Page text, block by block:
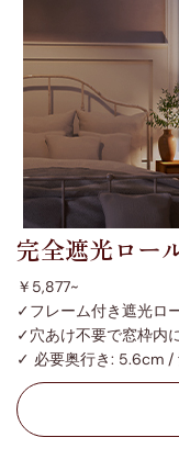
完全遮光ロー
￥5,877~
✓フレーム付き遮光ロ
✓穴あけ不要で窓枠内
✓ 必要奥行き: 5.6cm /